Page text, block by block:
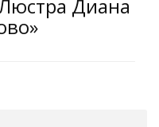
Диана